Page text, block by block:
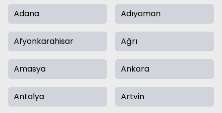
Adana Adıyaman
Afyonkarahisar Ağrı
Amasya Ankara
Antalya Artvin